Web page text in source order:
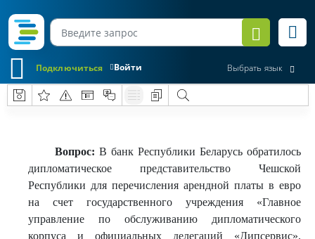
Войти
Подключиться Выбрать язык
Вопрос: В банк Республики Беларусь обратилось
дипломатическое представительство Чешской
Республики для перечисления арендной платы в евро
на счет государственного учреждения «Главное
управление по обслуживанию дипломатического
корпуса и официальных делегаций «Дипсервис».